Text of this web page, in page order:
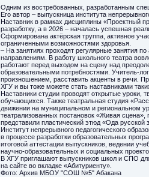
Одним из востребованных, разработанным
Его автор – выпускница института
Наставник в рамках дисциплины «Проектный
разработку, а в 2026 – началась успешная
Сформирована актёрская труппа, активное
ограниченными возможностями здоровья.
– На занятиях проходят регулярные занятия
направлениям. В работу школьного театра
работают перед выходом на сцену над
образовательными потребностями. Учитель-
произношением, расставить акценты в речи.
ХГУ и вы тоже можете стать наставниками
Наставники студии проводят открытые уроки,
обучающихся. Также театральная студия
движении на муниципальном и региональном
театрализованных постановок «Живая
представили пластический этюд «Ода
Институт непрерывного педагогического
в процессе разработки образовательных
итоговой аттестации выпускников, ведении
научно-образовательных и социальных
В ХГУ приглашают выпускников школ и СПО
на сайте во вкладке «Абитуриенту».
Фото: Архив МБОУ "СОШ №5" Абакана